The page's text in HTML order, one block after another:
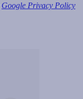
Google Privacy Policy